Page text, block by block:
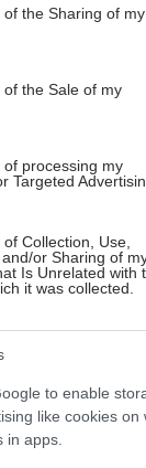
or usage
to Google and its
specified
the Sharing of my
the Sale of my
processing my
Targeted
Collection, Use,
or Sharing of
Is Unrelated with
it was collected.
to enable
like cookies on
in apps.